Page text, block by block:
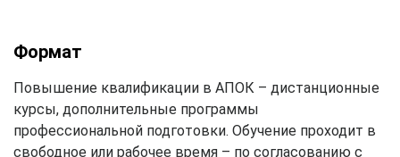
Формат
Повышение квалификации в АПОК – дистанционные
курсы, дополнительные программы
профессиональной подготовки. Обучение проходит в
свободное или рабочее время – по согласованию с